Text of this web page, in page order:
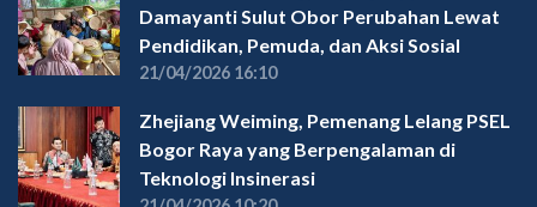
Damayanti Sulut Obor Perubahan Lewat
Pendidikan, Pemuda, dan Aksi Sosial
21/04/2026 16:10
Zhejiang Weiming, Pemenang Lelang PSEL
Bogor Raya yang Berpengalaman di
Teknologi Insinerasi